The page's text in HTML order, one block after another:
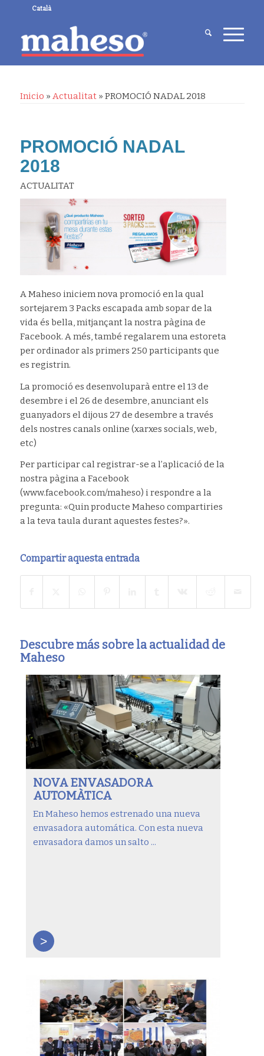
Català
Inicio » Actualitat» PROMOCIÓ NADAL 2018
PROMOCIÓ NADAL
2018
ACTUALITAT
A Maheso iniciem nova promoció en la qual
sortejarem 3 Packs escapada amb sopar de la
vida és bella, mitjançant la nostra pàgina de
Facebook. A més, també regalarem una estoreta
per ordinador als primers 250 participants que
es registrin.
La promoció es desenvoluparà entre el 13 de
desembre i el 26 de desembre, anunciant els
guanyadors el dijous 27 de desembre a través
dels nostres canals online (xarxes socials, web,
etc)
Per participar cal registrar-se a l’aplicació de la
nostra pàgina a Facebook
(www.facebook.com/maheso) i respondre a la
pregunta: «Quin producte Maheso compartiries
a la teva taula durant aquestes festes?».
Compartir aquesta entrada
Descubre más sobre la actualidad de
Maheso
NOVA ENVASADORA
AUTOMÀTICA
En Maheso hemos estrenado una nueva
envasadora automática. Con esta nueva
envasadora damos un salto ...
>